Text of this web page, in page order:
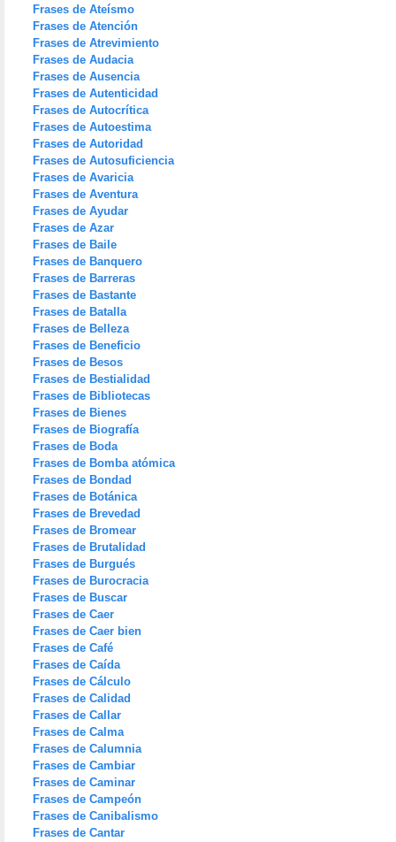
Frases de Ateísmo
Frases de Atención
Frases de Atrevimiento
Frases de Audacia
Frases de Ausencia
Frases de Autenticidad
Frases de Autocrítica
Frases de Autoestima
Frases de Autoridad
Frases de Autosuficiencia
Frases de Avaricia
Frases de Aventura
Frases de Ayudar
Frases de Azar
Frases de Baile
Frases de Banquero
Frases de Barreras
Frases de Bastante
Frases de Batalla
Frases de Belleza
Frases de Beneficio
Frases de Besos
Frases de Bestialidad
Frases de Bibliotecas
Frases de Bienes
Frases de Biografía
Frases de Boda
Frases de Bomba atómica
Frases de Bondad
Frases de Botánica
Frases de Brevedad
Frases de Bromear
Frases de Brutalidad
Frases de Burgués
Frases de Burocracia
Frases de Buscar
Frases de Caer
Frases de Caer bien
Frases de Café
Frases de Caída
Frases de Cálculo
Frases de Calidad
Frases de Callar
Frases de Calma
Frases de Calumnia
Frases de Cambiar
Frases de Caminar
Frases de Campeón
Frases de Canibalismo
Frases de Cantar